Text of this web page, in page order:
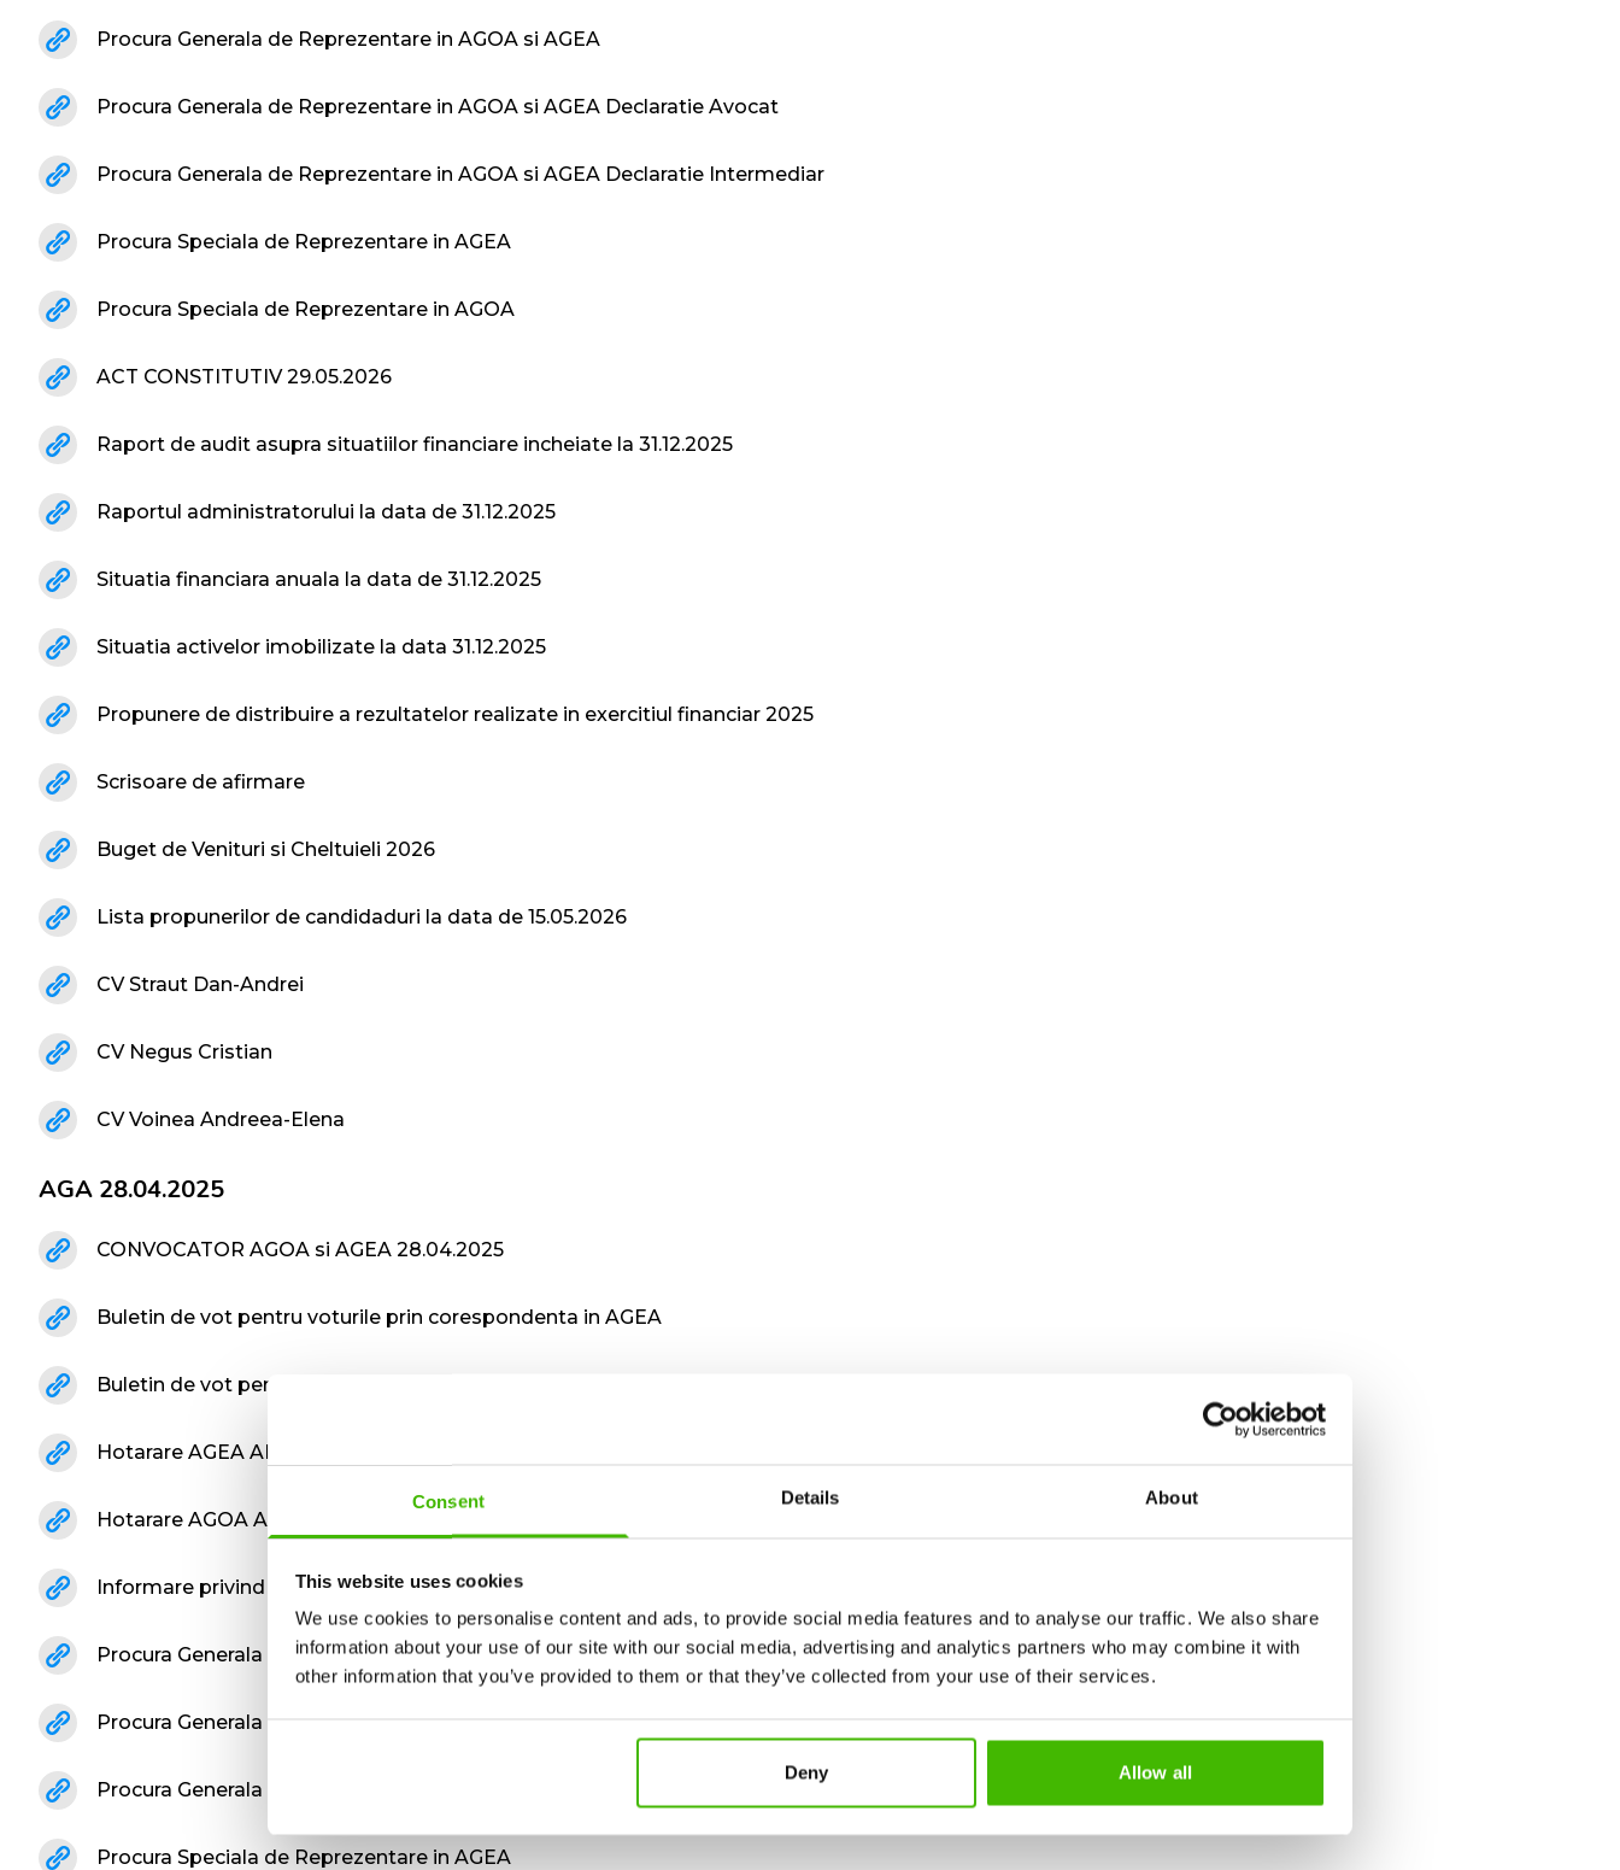
Consent Details About
This website uses cookies
We use cookies to personalise content and ads, to provide social media features and to analyse our traffic. We also share
information about your use of our site with our social media, advertising and analytics partners who may combine it with
other information that you’ve provided to them or that they’ve collected from your use of their services.
Deny Allow all
Procura Generala de Reprezentare in AGOA si AGEA
Procura Generala de Reprezentare in AGOA si AGEA Declaratie Avocat
Procura Generala de Reprezentare in AGOA si AGEA Declaratie Intermediar
Procura Speciala de Reprezentare in AGEA
Procura Speciala de Reprezentare in AGOA
ACT CONSTITUTIV 29.05.2026
Raport de audit asupra situatiilor financiare incheiate la 31.12.2025
Raportul administratorului la data de 31.12.2025
Situatia financiara anuala la data de 31.12.2025
Situatia activelor imobilizate la data 31.12.2025
Propunere de distribuire a rezultatelor realizate in exercitiul financiar 2025
Scrisoare de afirmare
Buget de Venituri si Cheltuieli 2026
Lista propunerilor de candidaduri la data de 15.05.2026
CV Straut Dan-Andrei
CV Negus Cristian
CV Voinea Andreea-Elena
AGA 28.04.2025
CONVOCATOR AGOA si AGEA 28.04.2025
Buletin de vot pentru voturile prin corespondenta in AGEA
Buletin de vot pentru voturile prin corespondenta in AGOA
Hotarare AGEA AIR CLAIM S.A. din 28.04.2025
Hotarare AGOA AIR CLAIM S.A. din 28.04.2025
Informare privind drepturile de vot AGOA si AGEA
Procura Generala de Reprezentare in AGOA si AGEA
Procura Generala de Reprezentare in AGOA si AGEA Declaratie Avocat
Procura Generala de Reprezentare in AGOA si AGEA Declaratie Intermediar
Procura Speciala de Reprezentare in AGEA